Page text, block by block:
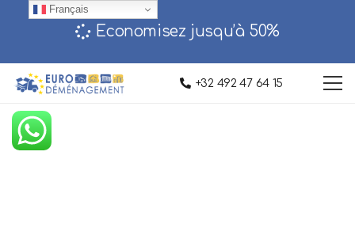
Economisez jusqu’à 50%‎
+32 492 47 64 15
Français